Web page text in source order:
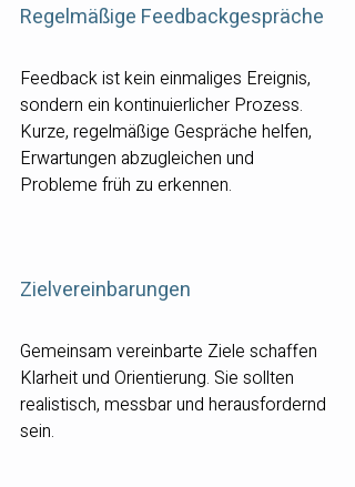
Regelmäßige Feedbackgespräche
Feedback ist kein einmaliges Ereignis,
sondern ein kontinuierlicher Prozess.
Kurze, regelmäßige Gespräche helfen,
Erwartungen abzugleichen und
Probleme früh zu erkennen.
Zielvereinbarungen
Gemeinsam vereinbarte Ziele schaffen
Klarheit und Orientierung. Sie sollten
realistisch, messbar und herausfordernd
sein.